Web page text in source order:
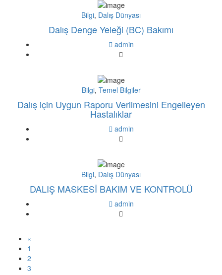
Bilgi, Dalış Dünyası
Dalış Denge Yeleği (BC) Bakımı
admin
Bilgi, Temel Bilgiler
Dalış için Uygun Raporu Verilmesini Engelleyen
Hastalıklar
admin
Bilgi, Dalış Dünyası
DALIŞ MASKESİ BAKIM VE KONTROLÜ
admin
«
1
2
3